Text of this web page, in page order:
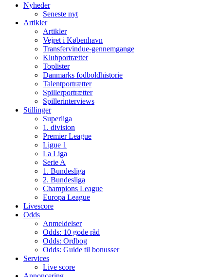
Nyheder
Seneste nyt
Artikler
Artikler
Vejret i København
Transfervindue-gennemgange
Klubportrætter
Toplister
Danmarks fodboldhistorie
Talentportrætter
Spillerportrætter
Spillerinterviews
Stillinger
Superliga
1. division
Premier League
Ligue 1
La Liga
Serie A
1. Bundesliga
2. Bundesliga
Champions League
Europa League
Livescore
Odds
Anmeldelser
Odds: 10 gode råd
Odds: Ordbog
Odds: Guide til bonusser
Services
Live score